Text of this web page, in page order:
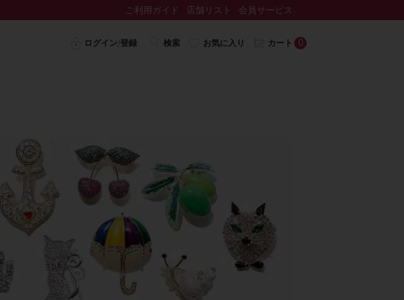
ご利用ガイド 店舗リスト 会員サービス
ログイン/登録 検索 お気に入り カート 0